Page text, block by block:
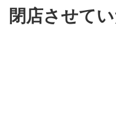
閉店させて